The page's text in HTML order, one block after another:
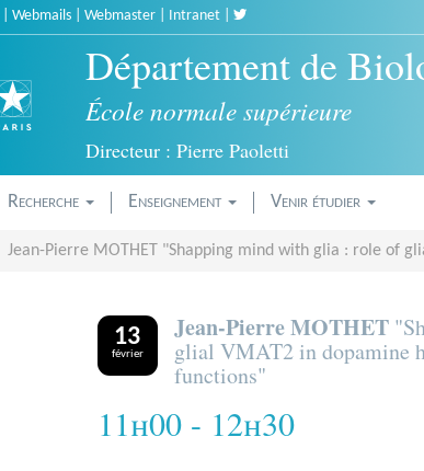
Webmails Webmaster Intranet
Département de
École normale supérieure
Directeur : Pierre Paoletti
Recherche Enseignement Venir étudier
Jean-Pierre MOTHET "Shapping mind with glia : role of
13
février
Jean-Pierre MOTHET
glial VMAT2 in dopamine
functions"
11h00 - 12h30